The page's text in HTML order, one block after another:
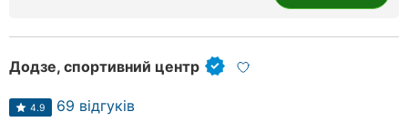
Додзе, спортивний центр
4.9 69 відгуків